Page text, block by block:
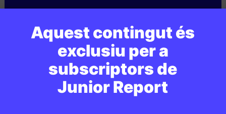
Aquest contingut és
exclusiu per a
subscriptors de
Junior Report
ESPORTS
Trivial de cultura general (18)
31 DE JULIOL DE 2026 · 6:00
BATXILLERAT
CICLE SUPERIOR DE PRIMÀRIA